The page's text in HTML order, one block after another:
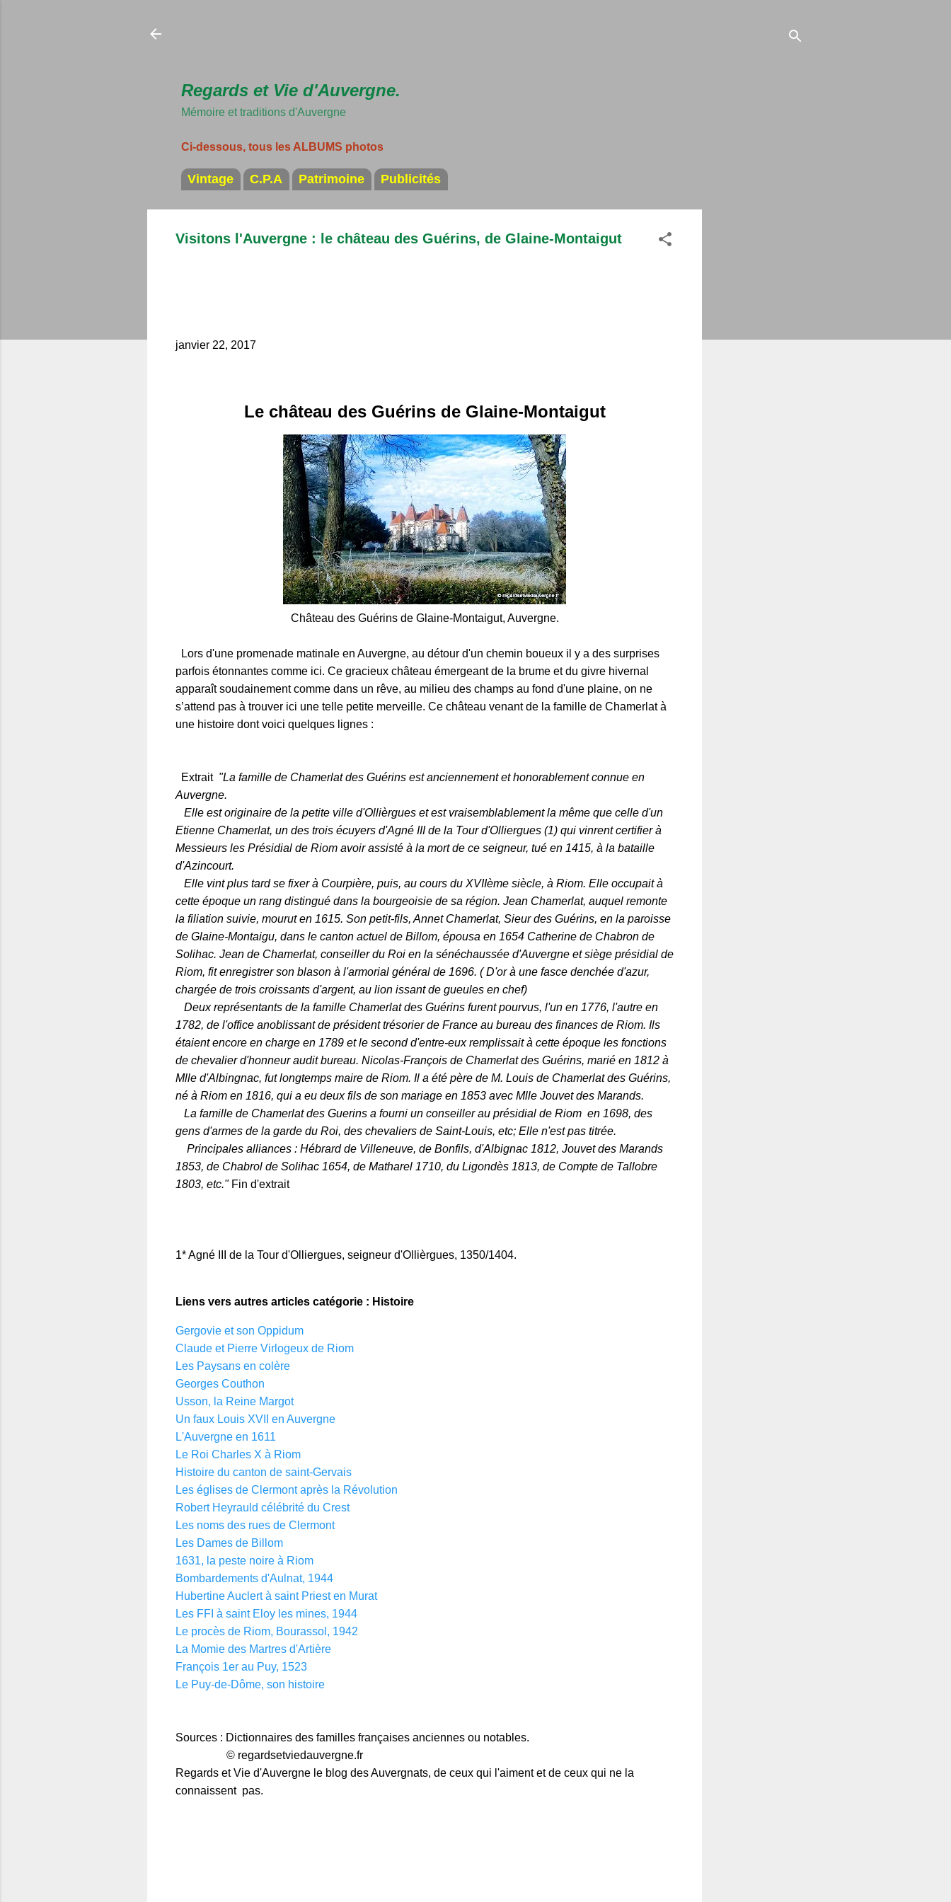
Regards et Vie d'Auvergne.
Mémoire et traditions d'Auvergne
Ci-dessous, tous les ALBUMS photos
Vintage C.P.A Patrimoine Publicités
Visitons l'Auvergne : le château des Guérins, de Glaine-Montaigut
janvier 22, 2017
Le château des Guérins de Glaine-Montaigut
Château des Guérins de Glaine-Montaigut, Auvergne.
Lors d'une promenade matinale en Auvergne, au détour d'un chemin boueux il y a des surprises
parfois étonnantes comme ici. Ce gracieux château émergeant de la brume et du givre hivernal
apparaît soudainement comme dans un rêve, au milieu des champs au fond d'une plaine, on ne
s’attend pas à trouver ici une telle petite merveille. Ce château venant de la famille de Chamerlat à
une histoire dont voici quelques lignes :
Extrait "La famille de Chamerlat des Guérins est anciennement et honorablement connue en
Auvergne.
Elle est originaire de la petite ville d'Ollièrgues et est vraisemblablement la même que celle d'un
Etienne Chamerlat, un des trois écuyers d'Agné III de la Tour d'Olliergues (1) qui vinrent certifier à
Messieurs les Présidial de Riom avoir assisté à la mort de ce seigneur, tué en 1415, à la bataille
d'Azincourt.
Elle vint plus tard se fixer à Courpière, puis, au cours du XVIIème siècle, à Riom. Elle occupait à
cette époque un rang distingué dans la bourgeoisie de sa région. Jean Chamerlat, auquel remonte
la filiation suivie, mourut en 1615. Son petit-fils, Annet Chamerlat, Sieur des Guérins, en la paroisse
de Glaine-Montaigu, dans le canton actuel de Billom, épousa en 1654 Catherine de Chabron de
Solihac. Jean de Chamerlat, conseiller du Roi en la sénéchaussée d'Auvergne et siège présidial de
Riom, fit enregistrer son blason à l'armorial général de 1696. ( D'or à une fasce denchée d'azur,
chargée de trois croissants d'argent, au lion issant de gueules en chef)
Deux représentants de la famille Chamerlat des Guérins furent pourvus, l'un en 1776, l'autre en
1782, de l'office anoblissant de président trésorier de France au bureau des finances de Riom. Ils
étaient encore en charge en 1789 et le second d'entre-eux remplissait à cette époque les fonctions
de chevalier d'honneur audit bureau. Nicolas-François de Chamerlat des Guérins, marié en 1812 à
Mlle d'Albingnac, fut longtemps maire de Riom. Il a été père de M. Louis de Chamerlat des Guérins,
né à Riom en 1816, qui a eu deux fils de son mariage en 1853 avec Mlle Jouvet des Marands.
La famille de Chamerlat des Guerins a fourni un conseiller au présidial de Riom en 1698, des
gens d'armes de la garde du Roi, des chevaliers de Saint-Louis, etc; Elle n'est pas titrée.
Principales alliances : Hébrard de Villeneuve, de Bonfils, d'Albignac 1812, Jouvet des Marands
1853, de Chabrol de Solihac 1654, de Matharel 1710, du Ligondès 1813, de Compte de Tallobre
1803, etc." Fin d'extrait
1* Agné III de la Tour d'Olliergues, seigneur d'Ollièrgues, 1350/1404.
Liens vers autres articles catégorie : Histoire
Gergovie et son Oppidum
Claude et Pierre Virlogeux de Riom
Les Paysans en colère
Georges Couthon
Usson, la Reine Margot
Un faux Louis XVII en Auvergne
L'Auvergne en 1611
Le Roi Charles X à Riom
Histoire du canton de saint-Gervais
Les églises de Clermont après la Révolution
Robert Heyrauld célébrité du Crest
Les noms des rues de Clermont
Les Dames de Billom
1631, la peste noire à Riom
Bombardements d'Aulnat, 1944
Hubertine Auclert à saint Priest en Murat
Les FFI à saint Eloy les mines, 1944
Le procès de Riom, Bourassol, 1942
La Momie des Martres d'Artière
François 1er au Puy, 1523
Le Puy-de-Dôme, son histoire
Sources : Dictionnaires des familles françaises anciennes ou notables.
© regardsetviedauvergne.fr
Regards et Vie d'Auvergne le blog des Auvergnats, de ceux qui l'aiment et de ceux qui ne la
connaissent pas.